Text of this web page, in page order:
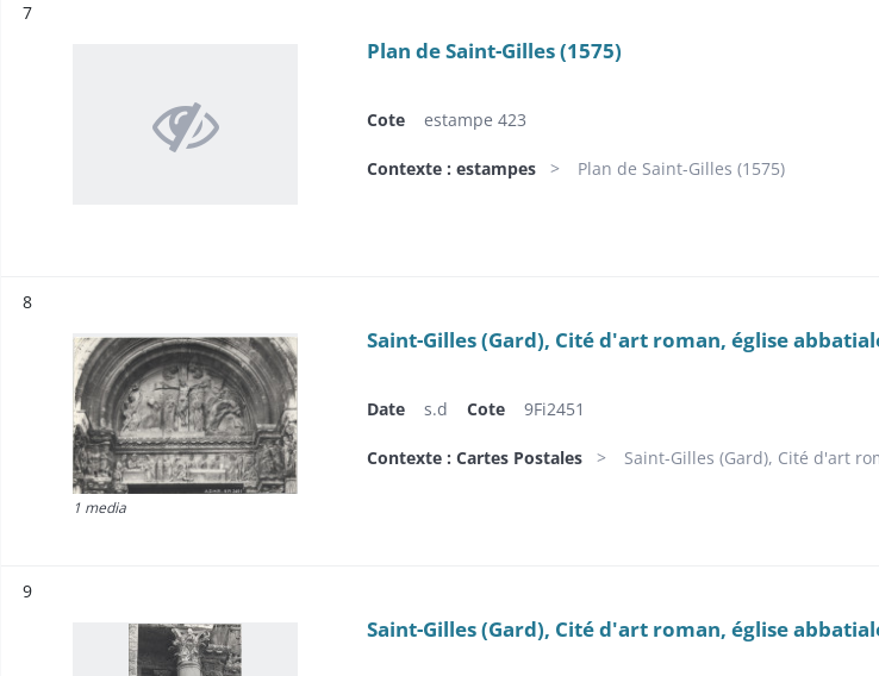
7
Plan de Saint-Gilles (1575)
Cote estampe 423
Contexte : estampes Plan de Saint-Gilles (1575)
8
1 media
Saint-Gilles (Gard), Cité d'art roman, église
Date s.d Cote 9Fi2451
Contexte : Cartes Postales Saint-Gilles (Gard), Cité d'art
9
Saint-Gilles (Gard), Cité d'art roman, église